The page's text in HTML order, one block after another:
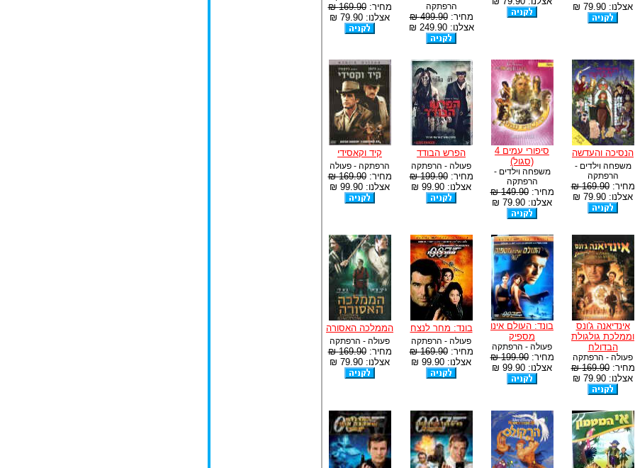
אצלנו: 79.90 ₪
הרפתקה
מחיר:499.90 ₪
אצלנו: 249.90 ₪
מחיר:169.90 ₪
אצלנו: 79.90 ₪
הנסיכה והעדשה
משפחה וילדים -
הרפתקה
מחיר:169.90 ₪
אצלנו: 79.90 ₪
סיפורי עמים 4
(סגול)
משפחה וילדים -
הרפתקה
מחיר:149.90 ₪
אצלנו: 79.90 ₪
הפרש הבודד
פעולה - הרפתקה
מחיר:199.90 ₪
אצלנו: 99.90 ₪
קיד וקאסידי
הרפתקה - פעולה
מחיר:169.90 ₪
אצלנו: 99.90 ₪
אינדיאנה ג'ונס
וממלכת גולגולת
הבדולח
פעולה - הרפתקה
מחיר:169.90 ₪
אצלנו: 79.90 ₪
בונד: העולם אינו
מספיק
פעולה - הרפתקה
מחיר:199.90 ₪
אצלנו: 99.90 ₪
בונד: מחר לנצח
פעולה - הרפתקה
מחיר:169.90 ₪
אצלנו: 99.90 ₪
הממלכה האסורה
פעולה - הרפתקה
מחיר:169.90 ₪
אצלנו: 79.90 ₪